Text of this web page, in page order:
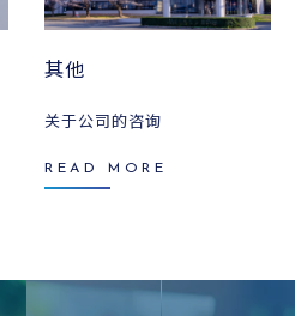
其他
关于公司的咨询
READ MORE